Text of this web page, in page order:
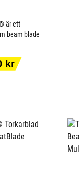
är ett
beam blade
kr
I